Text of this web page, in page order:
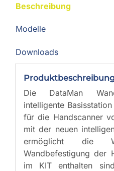
Beschreibung
Modelle
Downloads
Die DataMan
intelligente
für die Handscanner
mit der neuen
ermöglicht die
Wandbefestigung der
im KIT enthalten